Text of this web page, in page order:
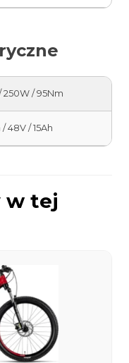
250W / 95Nm
48V / 15Ah
w tej